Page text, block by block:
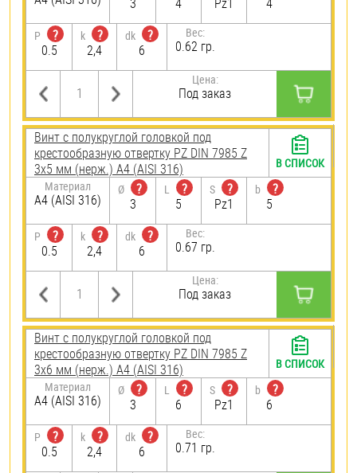
P
?
0.5
k
?
2,4
dk
?
6
Вес:
0.62 гр.
Цена:
Под заказ
Винт с полукруглой головкой под
крестообразную отвертку PZ DIN 7985 Z
3х5 мм (нерж.) A4 (AISI 316)
Материал
A4 (AISI 316)
Ø
?
3
L
?
5
S
?
Pz1
b
?
5
P
?
0.5
k
?
2,4
dk
?
6
Вес:
0.67 гр.
Цена:
Под заказ
В СПИСОК
Винт с полукруглой головкой под
крестообразную отвертку PZ DIN 7985 Z
3х6 мм (нерж.) A4 (AISI 316)
Материал
A4 (AISI 316)
Ø
?
3
L
?
6
S
?
Pz1
b
?
6
P
?
0.5
k
?
2,4
dk
?
6
Вес:
0.71 гр.
В СПИСОК